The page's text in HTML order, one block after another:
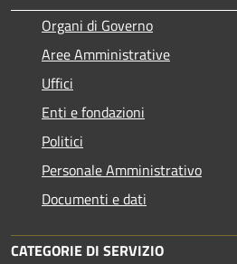
Organi di Governo
Aree Amministrative
Uffici
Enti e fondazioni
Politici
Personale Amministrativo
Documenti e dati
CATEGORIE DI SERVIZIO